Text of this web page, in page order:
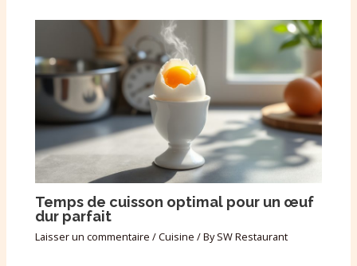
Temps de cuisson optimal pour un œuf
dur parfait
Laisser un commentaire /Cuisine / BySW Restaurant